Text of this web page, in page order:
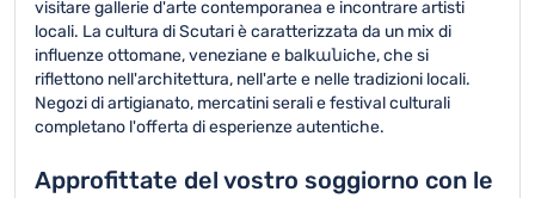
visitare gallerie d'arte contemporanea e incontrare artisti
locali. La cultura di Scutari è caratterizzata da un mix di
influenze ottomane, veneziane e balkանiche, che si
riflettono nell'architettura, nell'arte e nelle tradizioni locali.
Negozi di artigianato, mercatini serali e festival culturali
completano l'offerta di esperienze autentiche.
Approfittate del vostro soggiorno con le